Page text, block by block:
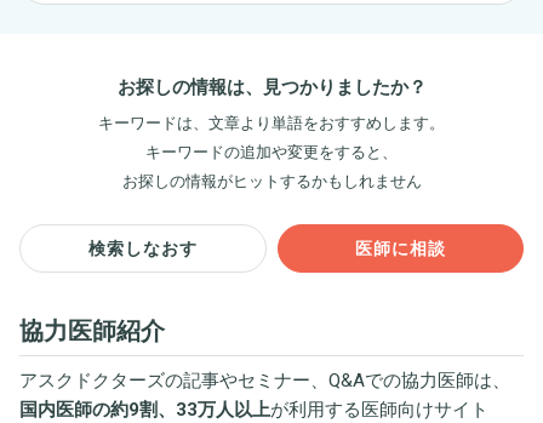
お探しの情報は、見つかりましたか？
キーワードは、文章より単語をおすすめします。
キーワードの追加や変更をすると、
お探しの情報がヒットするかもしれません
検索しなおす 医師に相談
協力医師紹介
アスクドクターズの記事やセミナー、Q&Aでの協力医師は、
国内医師の約9割、33万人以上が利用する医師向けサイト